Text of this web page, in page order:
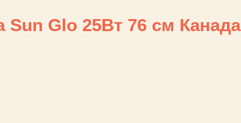
Glo 25Вт 76 см Канада